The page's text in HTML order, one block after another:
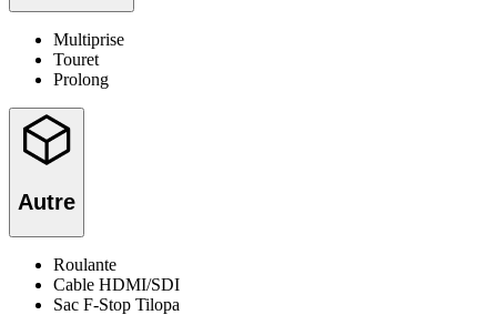
Multiprise
Touret
Prolong
Autre
Roulante
Cable HDMI/SDI
Sac F-Stop Tilopa